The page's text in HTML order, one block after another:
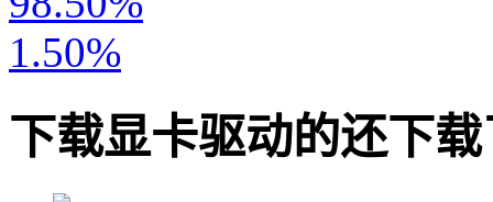
1.50%
下载显卡驱动的还下